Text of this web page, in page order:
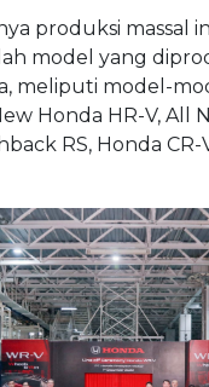
produksi massal
model yang
meliputi model-
Honda HR-V, All
RS, Honda